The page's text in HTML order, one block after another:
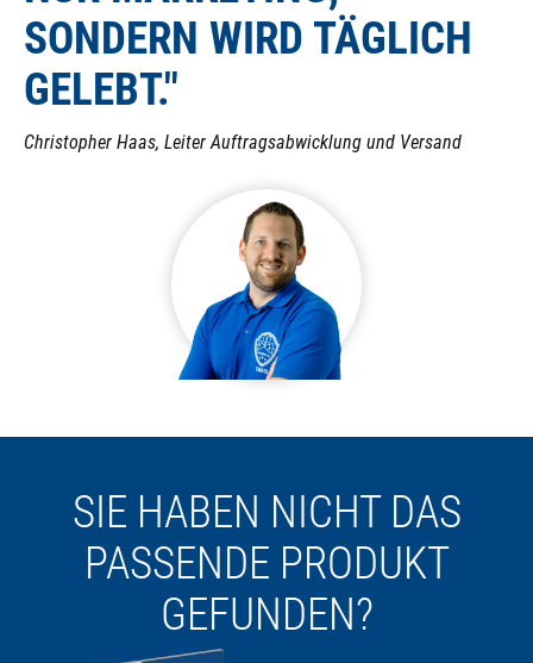
SONDERN WIRD TÄGLICH
GELEBT."
Christopher Haas, Leiter Auftragsabwicklung und Versand
SIE HABEN NICHT DAS
PASSENDE PRODUKT
GEFUNDEN?